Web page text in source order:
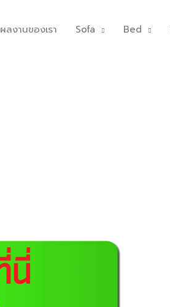
ผลงานของเรา Sofa Bed